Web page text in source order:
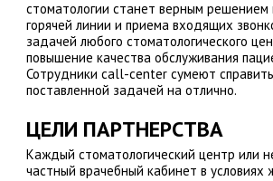
стоматологии станет верным решением
горячей линии и приема входящих
задачей любого стоматологического
повышение качества обслуживания
Сотрудники call-center сумеют
поставленной задачей на отлично.
ЦЕЛИ ПАРТНЕРСТВА
Каждый стоматологический центр или
частный врачебный кабинет в условиях